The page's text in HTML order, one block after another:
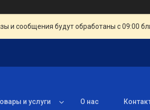
и сообщения будут обработаны с 09:00
и услуги О нас